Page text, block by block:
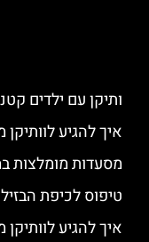
ותיקן עם ילדים
איך להגיע
מסעדות מומלצות
טיפוס לכיפת
איך להגיע